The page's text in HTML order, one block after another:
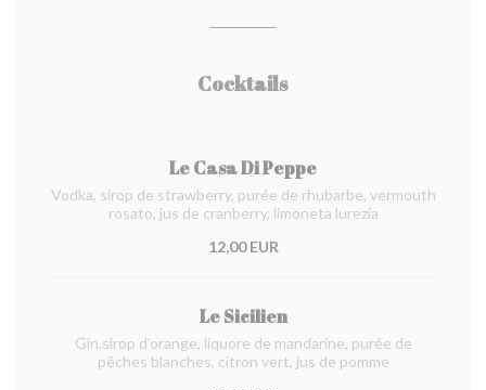
Cocktails
Le Casa Di Peppe
Vodka, sirop de strawberry, purée de rhubarbe, vermouth
rosato, jus de cranberry, limoneta lurezia
12,00 EUR
Le Sicilien
Gin,sirop d’orange, liquore de mandarine, purée de
pêches blanches, citron vert, jus de pomme